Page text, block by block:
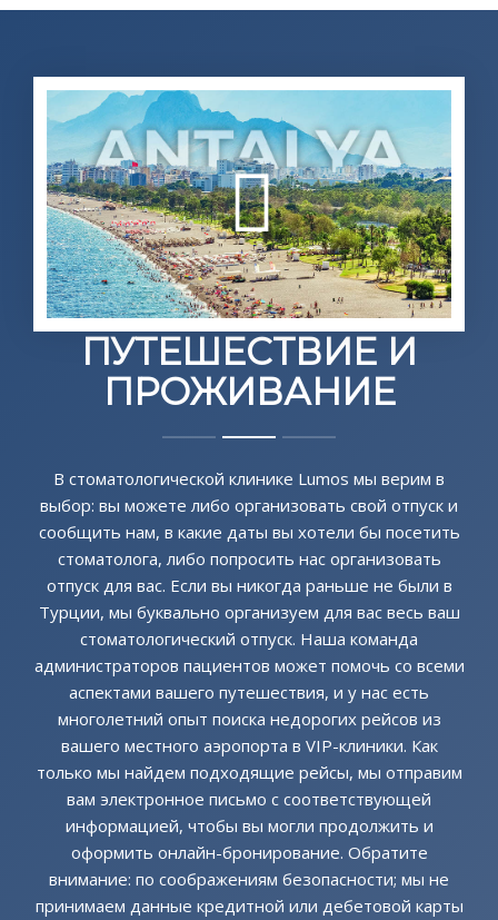
ПУТЕШЕСТВИЕ И
ПРОЖИВАНИЕ
В стоматологической клинике Lumos мы верим в
выбор: вы можете либо организовать свой отпуск и
сообщить нам, в какие даты вы хотели бы посетить
стоматолога, либо попросить нас организовать
отпуск для вас. Если вы никогда раньше не были в
Турции, мы буквально организуем для вас весь ваш
стоматологический отпуск. Наша команда
администраторов пациентов может помочь со всеми
аспектами вашего путешествия, и у нас есть
многолетний опыт поиска недорогих рейсов из
вашего местного аэропорта в VIP-клиники. Как
только мы найдем подходящие рейсы, мы отправим
вам электронное письмо с соответствующей
информацией, чтобы вы могли продолжить и
оформить онлайн-бронирование. Обратите
внимание: по соображениям безопасности; мы не
принимаем данные кредитной или дебетовой карты